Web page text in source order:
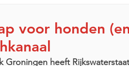
voor honden
Groningen heeft